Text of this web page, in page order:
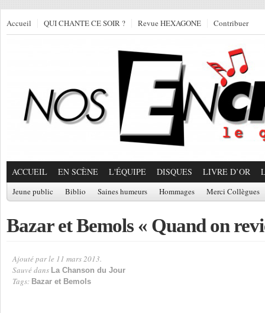
Accueil QUI CHANTE CE SOIR ? Revue HEXAGONE Contribuer
ACCUEIL EN SCÈNE L'ÉQUIPE DISQUES LIVRE D’OR
Jeune public Biblio Saines humeurs Hommages Merci Collègues
Bazar et Bemols « Quand on
Ajouté parle 11 mars 2013.
Sauvé dans La Chanson du Jour
Tags: Bazar et Bemols